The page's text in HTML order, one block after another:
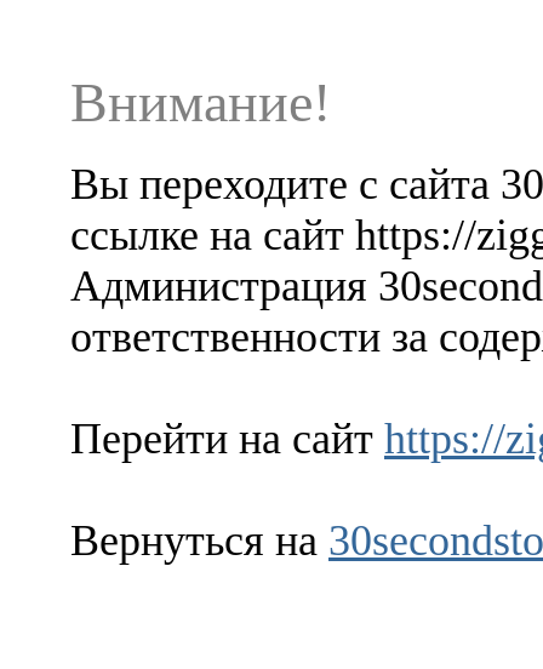
Внимание!
Вы переходите с сайта
ссылке на сайт https://
Администрация
ответственности за
Перейти на сайт https://
Вернуться на